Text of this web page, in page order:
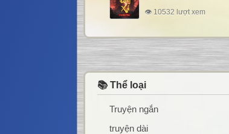
👁 10532 lượt xem
📚 Thể loại
Truyện ngắn
truyện dài